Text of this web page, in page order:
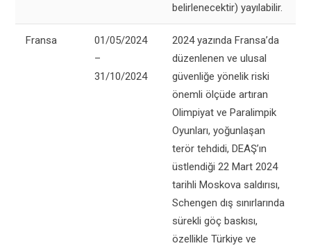
belirlenecektir) yayılabilir.
Fransa
01/05/2024
–
31/10/2024
2024 yazında Fransa’da
düzenlenen ve ulusal
güvenliğe yönelik riski
önemli ölçüde artıran
Olimpiyat ve Paralimpik
Oyunları, yoğunlaşan
terör tehdidi, DEAŞ’ın
üstlendiği 22 Mart 2024
tarihli Moskova saldırısı,
Schengen dış sınırlarında
sürekli göç baskısı,
özellikle Türkiye ve